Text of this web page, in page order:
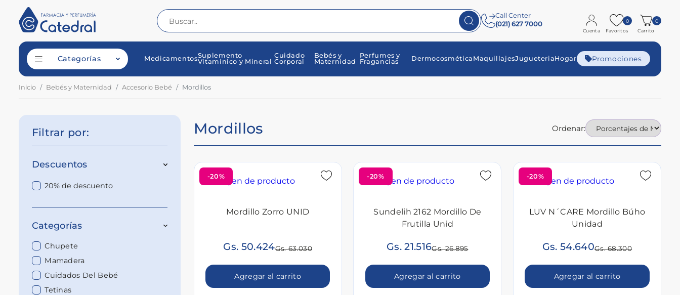
Call Center
(021) 627 7000
Cuenta Favoritos
0
Carrito
0
Categorías MedicamentosSuplemento
Vitaminico y Mineral
Cuidado
Corporal
Bebés y
Maternidad
Perfumes y
Fragancias
Dermocosmética MaquillajesJugueteriaHogar Promociones
Inicio Bebés y Maternidad Accesorio Bebé Mordillos
Filtrar por:
Descuentos
20% de descuento
Categorías
Chupete
Mamadera
Cuidados Del Bebé
Tetinas
Mordillos Ordenar:
-20%
Mordillo Zorro UNID
Gs. 50.424Gs. 63.030
Agregar al carrito
-20%
Sundelih 2162 Mordillo De
Frutilla Unid
Gs. 21.516Gs. 26.895
Agregar al carrito
-20%
LUV N´CARE Mordillo Búho
Unidad
Gs. 54.640Gs. 68.300
Agregar al carrito